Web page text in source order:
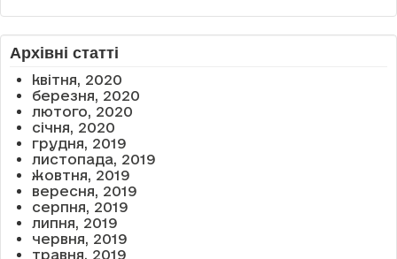
Архівні статті
квітня, 2020
березня, 2020
лютого, 2020
січня, 2020
грудня, 2019
листопада, 2019
жовтня, 2019
вересня, 2019
серпня, 2019
липня, 2019
червня, 2019
травня, 2019